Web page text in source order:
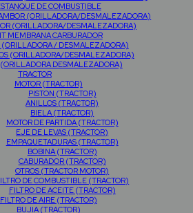
DE COMBUSTIBLE
(ORILLADORA/DESMALEZADORA)
(ORILLADORA/DESMALEZADORA)
MEMBRANA CARBURADOR
(ORILLADORA / DESMALEZADORA)
(ORILLADORA/DESMALEZADORA)
(ORILLADORA DESMALEZADORA)
TRACTOR
MOTOR (TRACTOR)
PISTON (TRACTOR)
ANILLOS (TRACTOR)
BIELA (TRACTOR)
MOTOR DE PARTIDA (TRACTOR)
EJE DE LEVAS (TRACTOR)
EMPAQUETADURAS (TRACTOR)
BOBINA (TRACTOR)
CABURADOR (TRACTOR)
OTROS (TRACTOR MOTOR)
DE COMBUSTIBLE (TRACTOR)
FILTRO DE ACEITE (TRACTOR)
FILTRO DE AIRE (TRACTOR)
BUJIA (TRACTOR)